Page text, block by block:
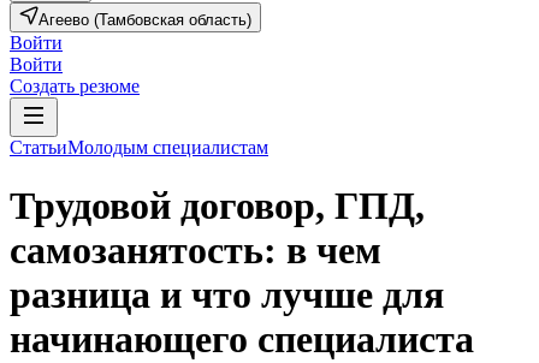
Агеево (Тамбовская область)
Войти
Войти
Создать резюме
СтатьиМолодым специалистам
Трудовой договор, ГПД,
самозанятость: в чем
разница и что лучше для
начинающего специалиста